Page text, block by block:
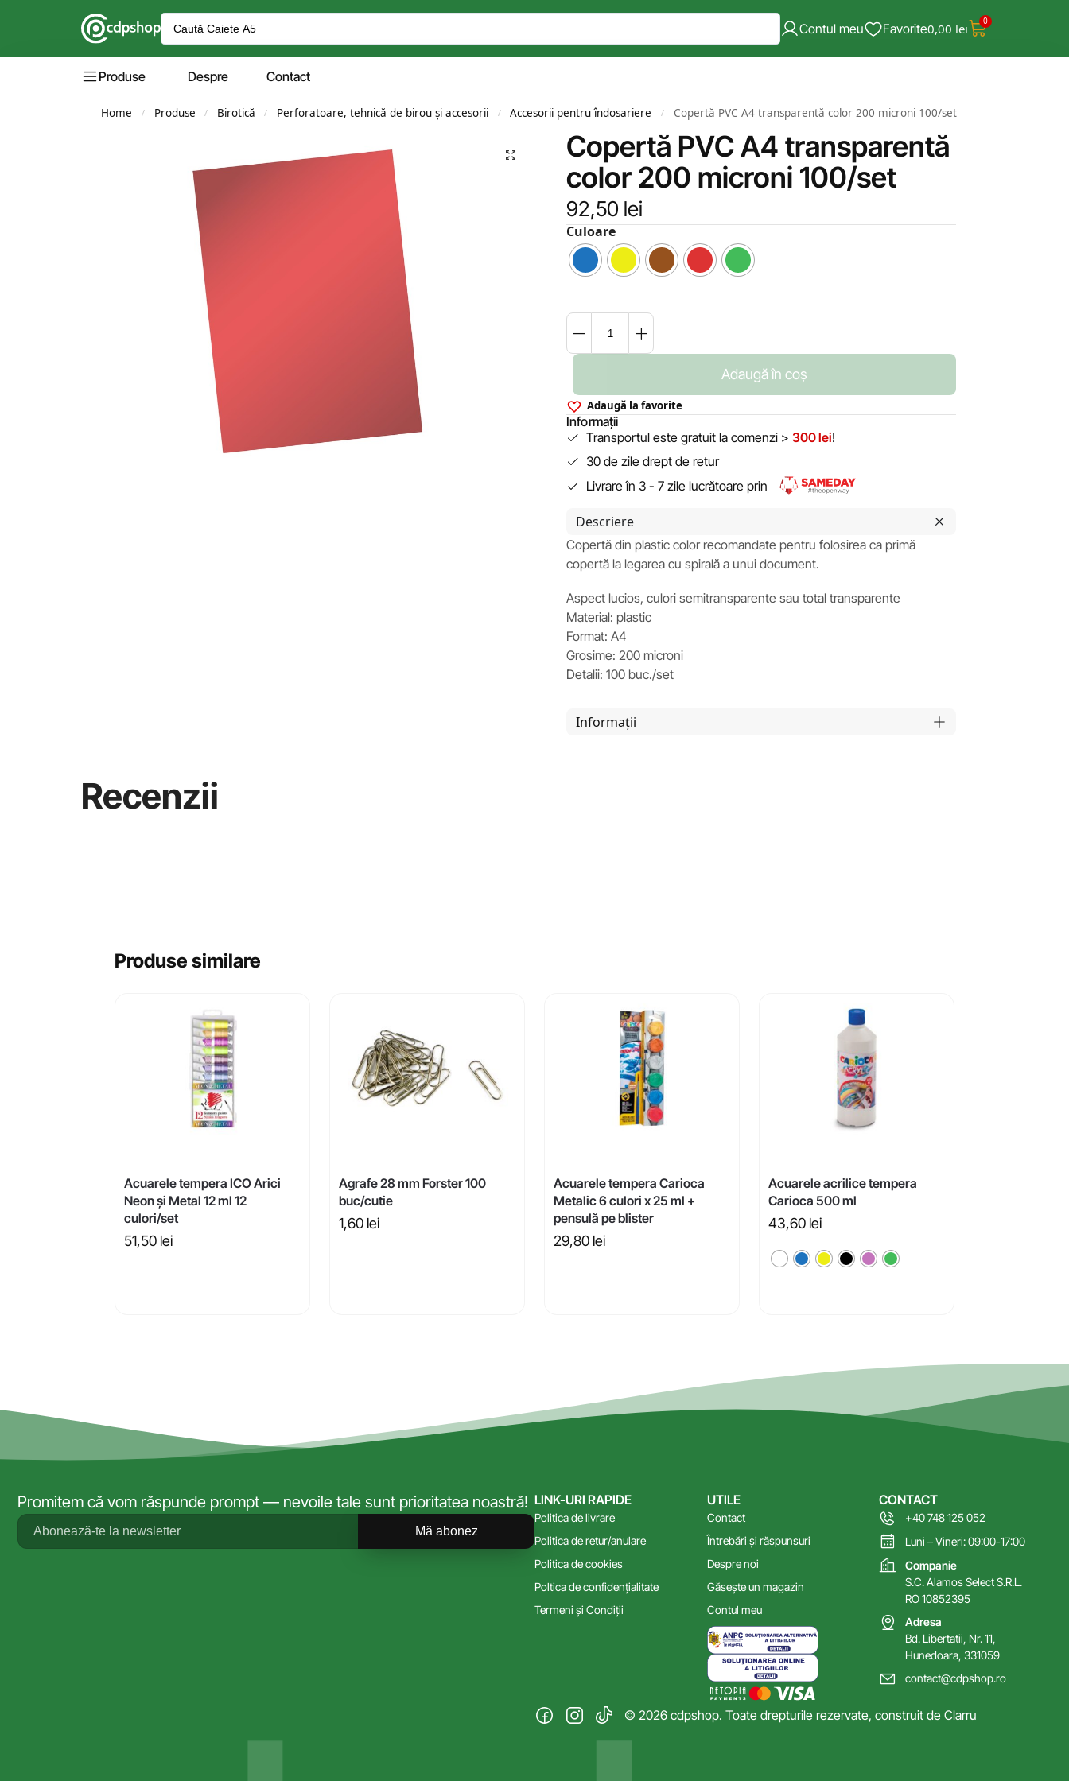
Contul meu Favorite0,00 lei 0
Produse Despre Contact
Home / Produse / Birotică / Perforatoare, tehnică de birou și accesorii / Accesorii pentru îndosariere / Copertă PVC A4 transparentă color 200 microni 100/set
Copertă PVC A4 transparentă
color 200 microni 100/set
92,50 lei
Culoare
Adaugă în coș
Adaugă la favorite
Informații
Transportul este gratuit la comenzi > 300 lei!
30 de zile drept de retur
Livrare în 3 - 7 zile lucrătoare prin
Descriere
Copertă din plastic color recomandate pentru folosirea ca primă
copertă la legarea cu spirală a unui document.
Aspect lucios, culori semitransparente sau total transparente
Material: plastic
Format: A4
Grosime: 200 microni
Detalii: 100 buc./set
Informații
Recenzii
Produse similare
Acuarele tempera ICO Arici
Neon și Metal 12 ml 12
culori/set
51,50 lei
Agrafe 28 mm Forster 100
buc/cutie
1,60 lei
Acuarele tempera Carioca
Metalic 6 culori x 25 ml +
pensulă pe blister
29,80 lei
Acuarele acrilice tempera
Carioca 500 ml
43,60 lei
Promitem că vom răspunde prompt — nevoile tale sunt prioritatea noastră!
Mă abonez
LINK-URI RAPIDE
Politica de livrare
Politica de retur/anulare
Politica de cookies
Poltica de confidențialitate
Termeni și Condiții
UTILE
Contact
Întrebări și răspunsuri
Despre noi
Găsește un magazin
Contul meu
CONTACT
+40 748 125 052
Luni – Vineri: 09:00-17:00
Companie
S.C. Alamos Select S.R.L.
RO 10852395
Adresa
Bd. Libertatii, Nr. 11,
Hunedoara, 331059
contact@cdpshop.ro
© 2026 cdpshop. Toate drepturile rezervate, construit de Clarru